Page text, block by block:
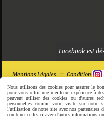
Facebook est
Mentions Légales Conditions
Compte
Nous utilisons des cookies pour assurer le
pour vous offrir une meilleure expérience à
peuvent utiliser des cookies ou d'autres
personnelles comme votre visite sur notre
l'utilisation de notre site avec nos partenaires
combiner celles-ci avec d'autres informations